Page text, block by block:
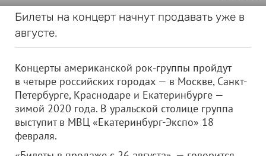
Билеты на концерт начнут продавать уже в
августе.
Концерты американской рок-группы пройдут
в четыре российских городах — в Москве, Санкт-
Петербурге, Краснодаре и Екатеринбурге —
зимой 2020 года. В уральской столице группа
выступит в МВЦ «Екатеринбург-Экспо» 18
февраля.